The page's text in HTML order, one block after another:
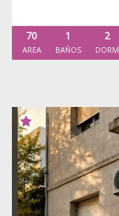
70
AREA
1
BAÑOS
2
DORM